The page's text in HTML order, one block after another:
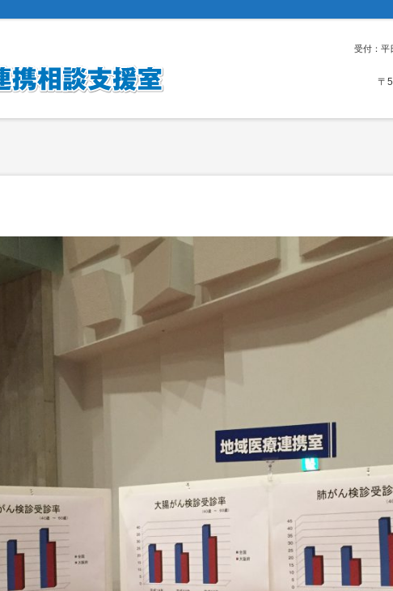
受付：平
〒